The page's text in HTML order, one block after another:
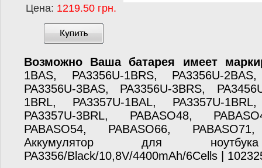
Цена: 1219.50 грн.
Возможно Ваша батарея имеет
1BAS, PA3356U-1BRS, PA3356U-
PA3356U-3BAS, PA3356U-3BRS,
1BRL, PA3357U-1BAL, PA3357U-
PA3357U-3BRL, PABASO48,
PABASO54, PABASO66,
Аккумулятор для
PA3356/Black/10,8V/4400mAh/6Cells |